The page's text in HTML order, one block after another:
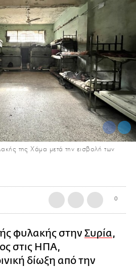
της Χάμα μετά την εισβολή των
0
φυλακής στην Συρία,
στις ΗΠΑ,
δίωξη από την